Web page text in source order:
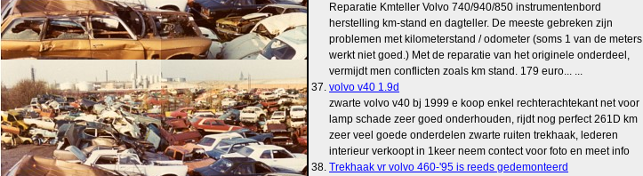
Reparatie Kmteller Volvo 740/940/850 instrumentenbord
herstelling km-stand en dagteller. De meeste gebreken zijn
problemen met kilometerstand / odometer (soms 1 van de meters
werkt niet goed.) Met de reparatie van het originele onderdeel,
vermijdt men conflicten zoals km stand. 179 euro... ...
37. volvo v40 1.9d
zwarte volvo v40 bj 1999 e koop enkel rechterachtekant net voor
lamp schade zeer goed onderhouden, rijdt nog perfect 261D km
zeer veel goede onderdelen zwarte ruiten trekhaak, lederen
interieur verkoopt in 1keer neem contect voor foto en meet info
38. Trekhaak vr volvo 460-'95 is reeds gedemonteerd